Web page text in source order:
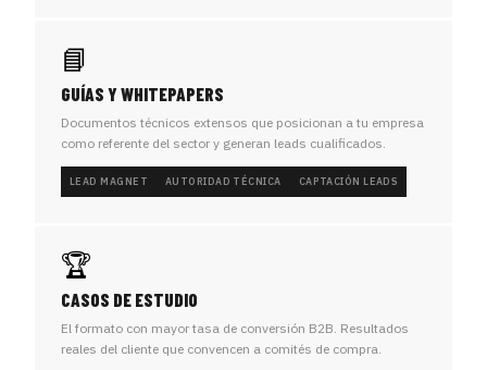
📘
GUÍAS Y WHITEPAPERS
Documentos técnicos extensos que posicionan a tu empresa
como referente del sector y generan leads cualificados.
LEAD MAGNET AUTORIDAD TÉCNICA CAPTACIÓN LEADS
🏆
CASOS DE ESTUDIO
El formato con mayor tasa de conversión B2B. Resultados
reales del cliente que convencen a comités de compra.